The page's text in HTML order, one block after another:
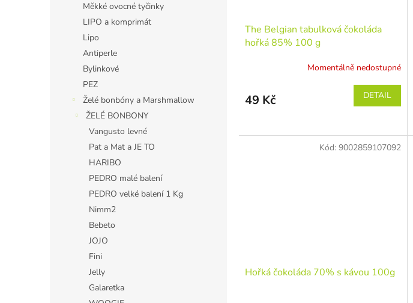
Měkké ovocné tyčinky
LIPO a komprimát
Lipo
Antiperle
Bylinkové
PEZ
Želé bonbóny a Marshmallow
ŽELÉ BONBONY
Vangusto levné
Pat a Mat a JE TO
HARIBO
PEDRO malé balení
PEDRO velké balení 1 Kg
Nimm2
Bebeto
JOJO
Fini
Jelly
Galaretka
The Belgian tabulková čokoláda
hořká 85% 100 g
Momentálně nedostupné
49 Kč DETAIL
Hořká čokoláda 70% s kávou 100g
Kód: 9002859107092